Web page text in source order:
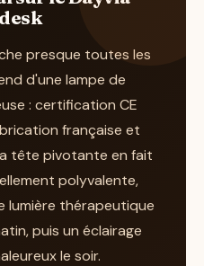
partage la même
la même double
un format vertical
occupe très peu de
se fond dans un
sa tête est fixe
en lampe
le plan de travail
autour de 215 €,
veulent une colonne
habituels, une
la base pour agir sur
Les premiers
d'énergie et un
jours à deux
Le mode 2, en lumière
une alternative
franche fatigue
presque toutes les
d'une lampe de
: certification CE
française et
tête pivotante en fait
polyvalente,
lumière thérapeutique
puis un éclairage
le soir.